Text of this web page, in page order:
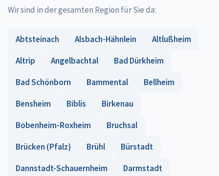
Wir sind in der gesamten Region für Sie da:
Abtsteinach Alsbach-Hähnlein
Altlußheim
Altrip
Angelbachtal
Bad Dürkheim
Bad Schönborn
Bammental
Bellheim
Bensheim
Biblis
Birkenau
Bobenheim-Roxheim
Bruchsal
Brücken (Pfalz)
Brühl
Bürstadt
Dannstadt-Schauernheim
Darmstadt